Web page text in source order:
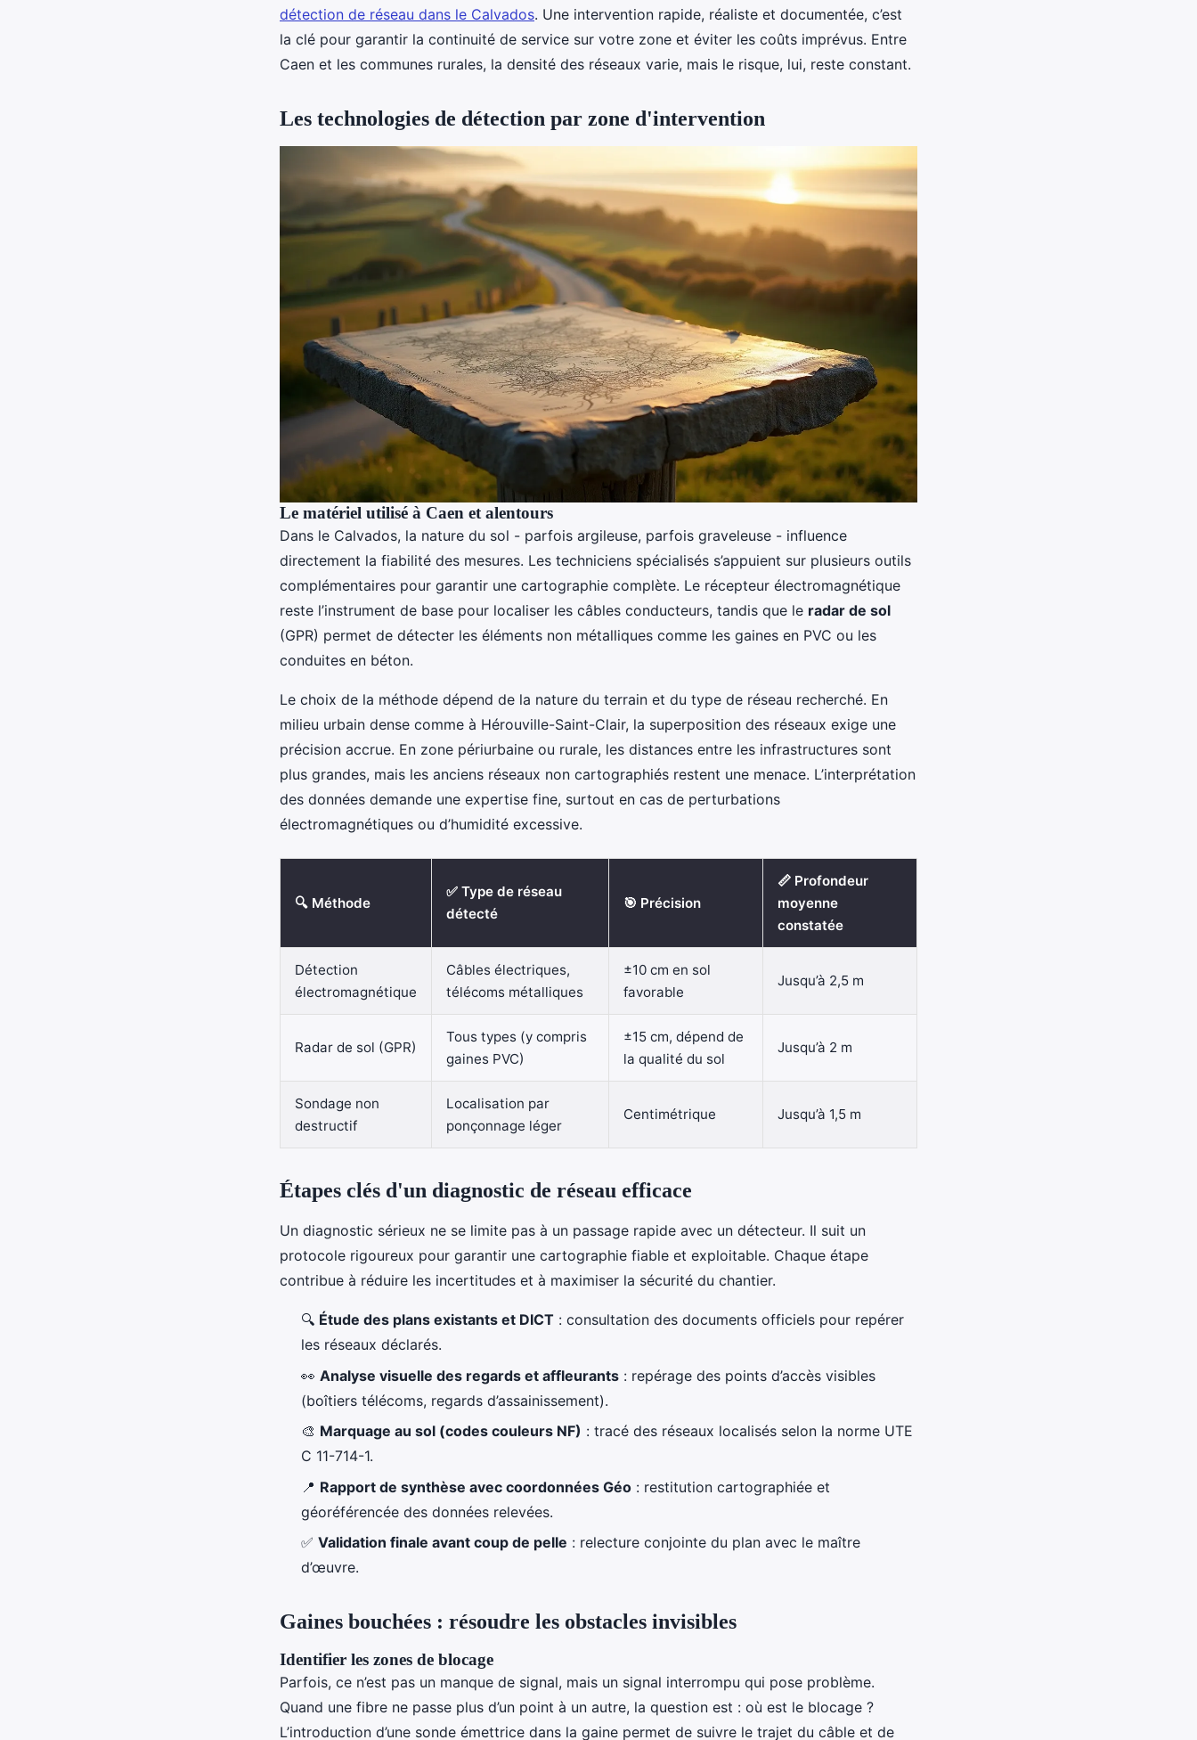
détection de réseau dans le Calvados. Une intervention rapide, réaliste et documentée, c’est
la clé pour garantir la continuité de service sur votre zone et éviter les coûts imprévus. Entre
Caen et les communes rurales, la densité des réseaux varie, mais le risque, lui, reste constant.
Les technologies de détection par zone d'intervention
Le matériel utilisé à Caen et alentours
Dans le Calvados, la nature du sol - parfois argileuse, parfois graveleuse - influence
directement la fiabilité des mesures. Les techniciens spécialisés s’appuient sur plusieurs outils
complémentaires pour garantir une cartographie complète. Le récepteur électromagnétique
reste l’instrument de base pour localiser les câbles conducteurs, tandis que le radar de sol
(GPR) permet de détecter les éléments non métalliques comme les gaines en PVC ou les
conduites en béton.
Le choix de la méthode dépend de la nature du terrain et du type de réseau recherché. En
milieu urbain dense comme à Hérouville-Saint-Clair, la superposition des réseaux exige une
précision accrue. En zone périurbaine ou rurale, les distances entre les infrastructures sont
plus grandes, mais les anciens réseaux non cartographiés restent une menace. L’interprétation
des données demande une expertise fine, surtout en cas de perturbations
électromagnétiques ou d’humidité excessive.
🔍 Méthode
✅ Type de réseau
détecté
🎯 Précision
📏 Profondeur
moyenne
constatée
Détection
électromagnétique
Câbles électriques,
télécoms métalliques
±10 cm en sol
favorable
Jusqu’à 2,5 m
Radar de sol (GPR)
Tous types (y compris
gaines PVC)
±15 cm, dépend de
la qualité du sol
Jusqu’à 2 m
Sondage non
destructif
Localisation par
ponçonnage léger
Centimétrique Jusqu’à 1,5 m
Étapes clés d'un diagnostic de réseau efficace
Un diagnostic sérieux ne se limite pas à un passage rapide avec un détecteur. Il suit un
protocole rigoureux pour garantir une cartographie fiable et exploitable. Chaque étape
contribue à réduire les incertitudes et à maximiser la sécurité du chantier.
🔍 Étude des plans existants et DICT : consultation des documents officiels pour repérer
les réseaux déclarés.
👀 Analyse visuelle des regards et affleurants : repérage des points d’accès visibles
(boîtiers télécoms, regards d’assainissement).
🎨 Marquage au sol (codes couleurs NF) : tracé des réseaux localisés selon la norme UTE
C 11-714-1.
📍 Rapport de synthèse avec coordonnées Géo : restitution cartographiée et
géoréférencée des données relevées.
✅ Validation finale avant coup de pelle : relecture conjointe du plan avec le maître
d’œuvre.
Gaines bouchées : résoudre les obstacles invisibles
Identifier les zones de blocage
Parfois, ce n’est pas un manque de signal, mais un signal interrompu qui pose problème.
Quand une fibre ne passe plus d’un point à un autre, la question est : où est le blocage ?
L’introduction d’une sonde émettrice dans la gaine permet de suivre le trajet du câble et de